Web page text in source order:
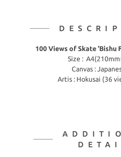
100 Views of Skate 'Bishu
Size :
Canvas :
Artis : Hokusai (36